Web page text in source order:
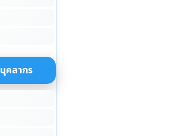
คลากร